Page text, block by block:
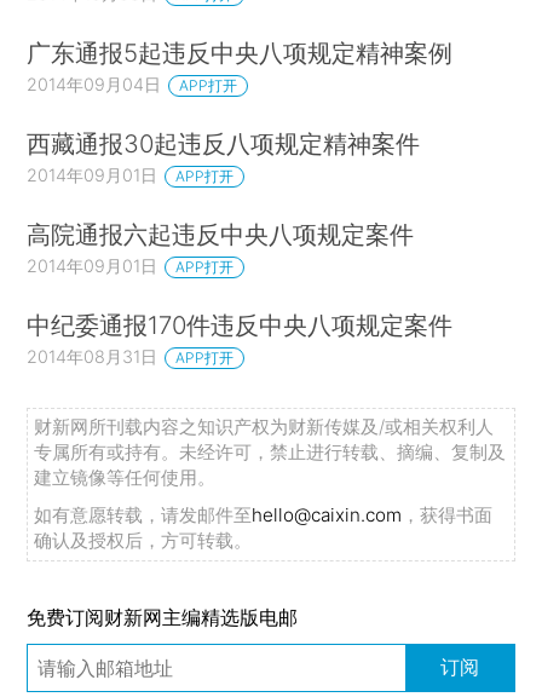
广东通报5起违反中央八项规定精神案例
2014年09月04日 APP打开
西藏通报30起违反八项规定精神案件
2014年09月01日 APP打开
高院通报六起违反中央八项规定案件
2014年09月01日 APP打开
中纪委通报170件违反中央八项规定案件
2014年08月31日 APP打开
财新网所刊载内容之知识产权为财新传媒及/或相关权利人
专属所有或持有。未经许可，禁止进行转载、摘编、复制及
建立镜像等任何使用。
如有意愿转载，请发邮件至hello@caixin.com ，获得书面
确认及授权后，方可转载。
免费订阅财新网主编精选版电邮
订阅